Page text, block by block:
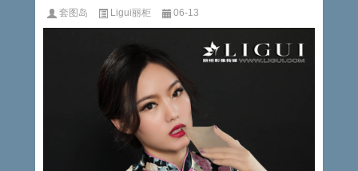
套图岛 Ligui丽柜 06-13